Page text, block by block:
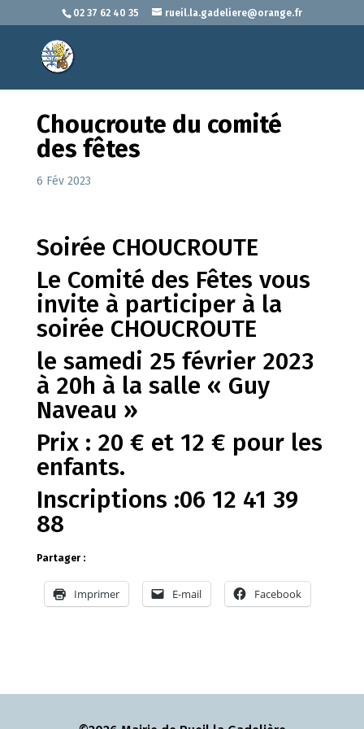
02 37 62 40 35 rueil.la.gadeliere@orange.fr
Choucroute du comité
des fêtes
6 Fév 2023
Soirée CHOUCROUTE
Le Comité des Fêtes vous
invite à participer à la
soirée CHOUCROUTE
le samedi 25 février 2023
à 20h à la salle « Guy
Naveau »
Prix : 20 € et 12 € pour les
enfants.
Inscriptions :06 12 41 39
88
Partager :
Imprimer E-mail Facebook